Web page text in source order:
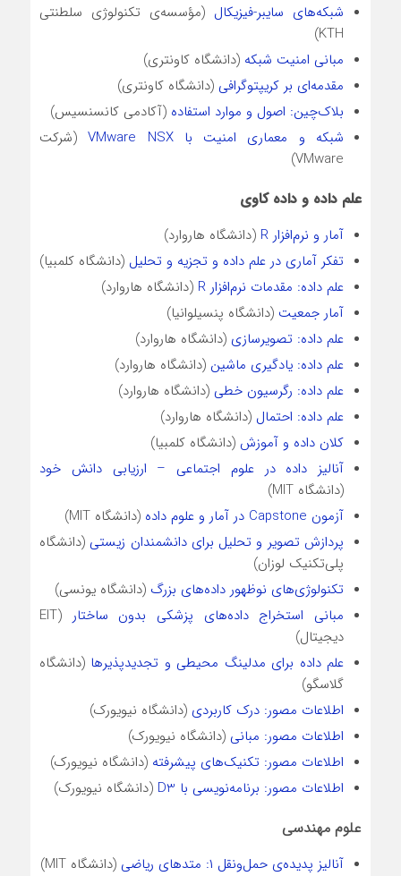
شبکه‌های سایبر-فیزیکال (مؤسسه‌ی تکنولوژی سلطنتی
KTH)
مبانی امنیت شبکه (دانشگاه کاونتری)
مقدمه‌ای بر کریپتوگرافی (دانشگاه کاونتری)
بلاک‌چین: اصول و موارد استفاده (آکادمی کانسنسیس)
شبکه و معماری امنیت با VMware NSX
(شرکت
VMware)
علم داده و داده کاوی
آمار و نرم‌افزار R
(دانشگاه هاروارد)
تفکر آماری در علم داده و تجزیه و تحلیل (دانشگاه کلمبیا)
علم داده: مقدمات نرم‌افزار R
(دانشگاه هاروارد)
آمار جمعیت (دانشگاه پنسیلوانیا)
علم داده: تصویرسازی (دانشگاه هاروارد)
علم داده: یادگیری ماشین (دانشگاه هاروارد)
علم داده: رگرسیون خطی (دانشگاه هاروارد)
علم داده: احتمال (دانشگاه هاروارد)
کلان داده و آموزش (دانشگاه کلمبیا)
آنالیز داده در علوم اجتماعی – ارزیابی دانش خود
(دانشگاه MIT)
آزمون Capstone در آمار و علوم داده
(دانشگاه MIT)
پردازش تصویر و تحلیل برای دانشمندان زیستی (دانشگاه
پلی‌تکنیک لوزان)
تکنولوژی‌های نوظهور داده‌های بزرگ (دانشگاه یونسی)
مبانی استخراج داده‌های پزشکی بدون ساختار
(EIT
دیجیتال)
علم داده برای مدلینگ محیطی و تجدیدپذیرها (دانشگاه
گلاسگو)
اطلاعات مصور: درک کاربردی (دانشگاه نیویورک)
اطلاعات مصور: مبانی (دانشگاه نیویورک)
اطلاعات مصور: تکنیک‌های پیشرفته (دانشگاه نیویورک)
اطلاعات مصور: برنامه‌نویسی با D3
(دانشگاه نیویورک)
علوم مهندسی
آنالیز پدیده‌ی حمل‌و‌نقل ۱: متدهای ریاضی
(دانشگاه MIT)